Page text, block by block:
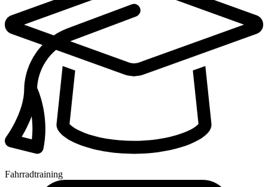
Fahrradtraining